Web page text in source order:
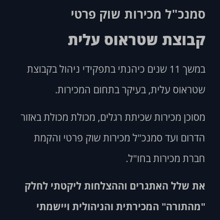
סמנכ"ל מכירות שוק פרטי
קבוצת שטראוס עלית
במשך 11 שנים כיהנתי בתפקידי ניהול בקבוצת
שטראוס עלית, בעיקר בתחום המכירות.
מסוכן מכירות שכיתת רגלים, מכולת מכולת באזור
הדרום ועד סמנכ"ל מכירות שוק פרטי והקמת
חברת מכירות בחו"ל.
את שלל האתגרים וההצלחות ליקטתי לחלק
"מהתורה" המכירתית והניהולית ויישמתי